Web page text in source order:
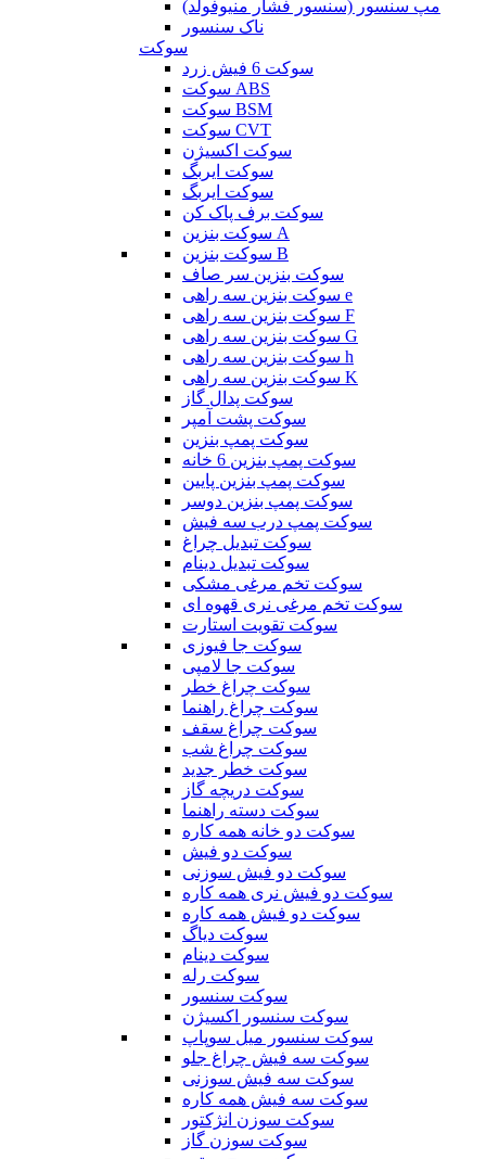
مپ سنسور (سنسور فشار منیوفولد)
ناک سنسور
سوکت
سوکت 6 فیش زرد
سوکت ABS
سوکت BSM
سوکت CVT
سوکت اکسیژن
سوکت ایربگ
سوکت ایربگ
سوکت برف پاک کن
سوکت بنزین A
سوکت بنزین B
سوکت بنزین سر صاف
سوکت بنزین سه راهی e
سوکت بنزین سه راهی F
سوکت بنزین سه راهی G
سوکت بنزین سه راهی h
سوکت بنزین سه راهی K
سوکت پدال گاز
سوکت پشت آمپر
سوکت پمپ بنزین
سوکت پمپ بنزین 6 خانه
سوکت پمپ بنزین پایین
سوکت پمپ بنزین دوسر
سوکت پمپ درب سه فیش
سوکت تبدیل چراغ
سوکت تبدیل دینام
سوکت تخم مرغی مشکی
سوکت تخم مرغی نری قهوه ای
سوکت تقویت استارت
سوکت جا فیوزی
سوکت جا لامپی
سوکت چراغ خطر
سوکت چراغ راهنما
سوکت چراغ سقف
سوکت چراغ شب
سوکت خطر جدید
سوکت دریچه گاز
سوکت دسته راهنما
سوکت دو خانه همه کاره
سوکت دو فیش
سوکت دو فیش سوزنی
سوکت دو فیش نری همه کاره
سوکت دو فیش همه کاره
سوکت دیاگ
سوکت دینام
سوکت رله
سوکت سنسور
سوکت سنسور اکسیژن
سوکت سنسور میل سوپاپ
سوکت سه فیش چراغ جلو
سوکت سه فیش سوزنی
سوکت سه فیش همه کاره
سوکت سوزن انژکتور
سوکت سوزن گاز